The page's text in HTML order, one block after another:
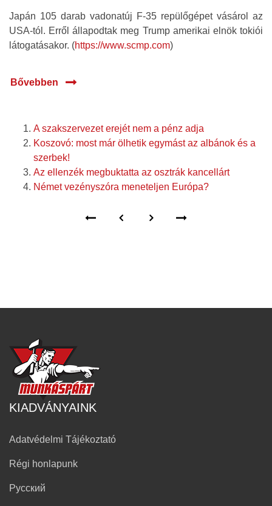
Japán 105 darab vadonatúj F-35 repülőgépet vásárol az
USA-tól. Erről állapodtak meg Trump amerikai elnök tokiói
látogatásakor. (https://www.scmp.com)
Bővebben
A szakszervezet erejét nem a pénz adja
Koszovó: most már ölhetik egymást az albánok és a
szerbek!
Az ellenzék megbuktatta az osztrák kancellárt
Német vezényszóra meneteljen Európa?
KIADVÁNYAINK
Adatvédelmi Tájékoztató
Régi honlapunk
Русский